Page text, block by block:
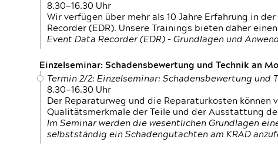
8.30—16.30 Uhr
Wir verfügen über mehr als 10 Jahre Erfahrung in
Recorder (EDR). Unsere Trainings bieten daher
Event Data Recorder (EDR) – Grundlagen und
Einzelseminar: Schadensbewertung und Technik an
Termin 2/2: Einzelseminar: Schadensbewertung
8.30—16.30 Uhr
Der Reparaturweg und die Reparaturkosten
Qualitätsmerkmale der Teile und der Ausstattung
Im Seminar werden die wesentlichen Grundlagen
selbstständig ein Schadengutachten am KRAD